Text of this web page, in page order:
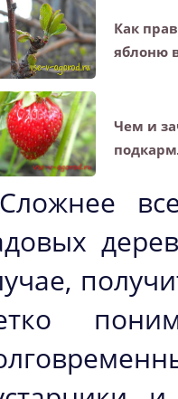
Как
яблоню
Чем и
Сложнее